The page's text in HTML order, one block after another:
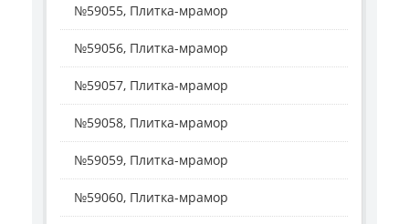
№59055, Плитка-мрамор
№59056, Плитка-мрамор
№59057, Плитка-мрамор
№59058, Плитка-мрамор
№59059, Плитка-мрамор
№59060, Плитка-мрамор